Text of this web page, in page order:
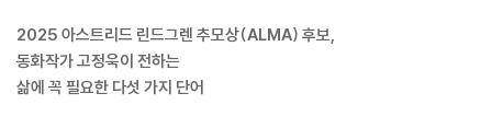
2025 아스트리드 린드그렌 추모상(ALMA) 후보,
동화작가 고정욱이 전하는
삶에 꼭 필요한 다섯 가지 단어